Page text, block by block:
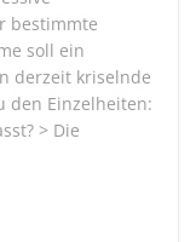
bestimmte
soll ein
derzeit kriselnde
den Einzelheiten:
> Die